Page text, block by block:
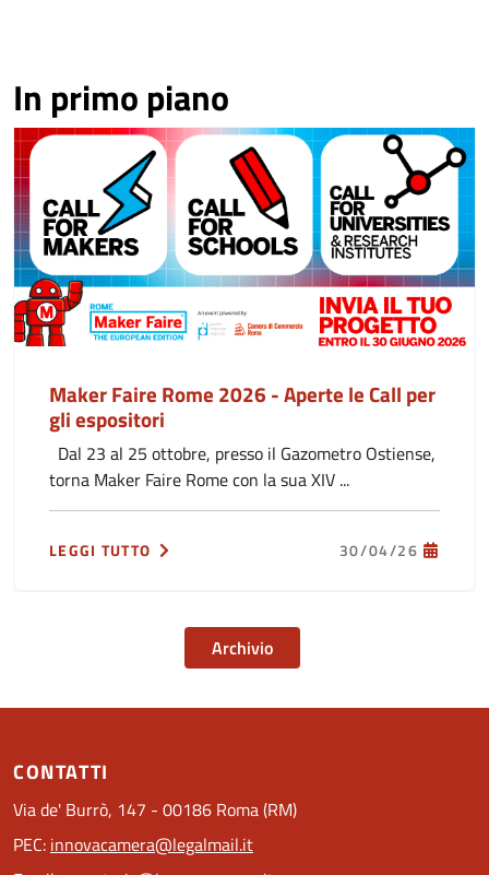
In primo piano
Maker Faire Rome 2026 - Aperte le Call per
gli espositori
Dal 23 al 25 ottobre, presso il Gazometro Ostiense,
torna Maker Faire Rome con la sua XIV ...
LEGGI TUTTO 30/04/26
Archivio
CONTATTI
Via de' Burrò, 147 - 00186 Roma (RM)
PEC: innovacamera@legalmail.it